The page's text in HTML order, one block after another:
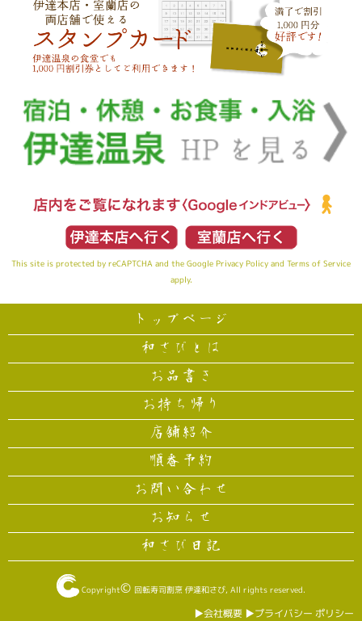
This site is protected by reCAPTCHA and the Google Privacy Policy and Terms of Service
apply.
トップページ
和さびとは
お品書き
お持ち帰り
店舗紹介
順番予約
お問い合わせ
お知らせ
和さび日記
Copyright© 回転寿司割烹 伊達和さび, All rights reserved.
▶︎会社概要 ▶︎プライバシー ポリシー